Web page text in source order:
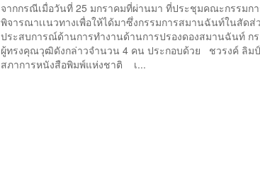
จากกรณีเมื่อวันที่ 25 มกราคมที่ผ่านมา ที่ประชุมคณะกรรมก
พิจารณาเเนวทางเพื่อให้ได้มาซึ่งกรรมการสมานฉันท์ในสัด
ประสบการณ์ด้านการทำงานด้านการปรองดองสมานฉันท์ กร
ผู้ทรงคุณวุฒิดังกล่าวจำนวน 4 คน ประกอบด้วย ชวรงค์ ลิม
สภาการหนังสือพิมพ์แห่งชาติ เ...